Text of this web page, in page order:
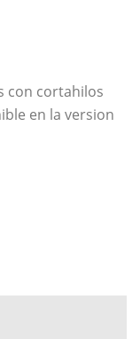
con cortahilos
en la version